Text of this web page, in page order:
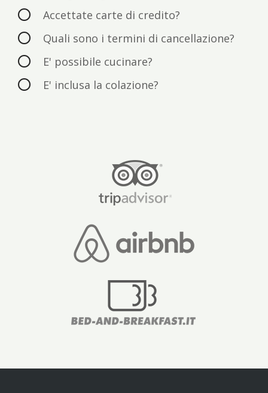
Accettate carte di credito?
Quali sono i termini di cancellazione?
E' possibile cucinare?
E' inclusa la colazione?